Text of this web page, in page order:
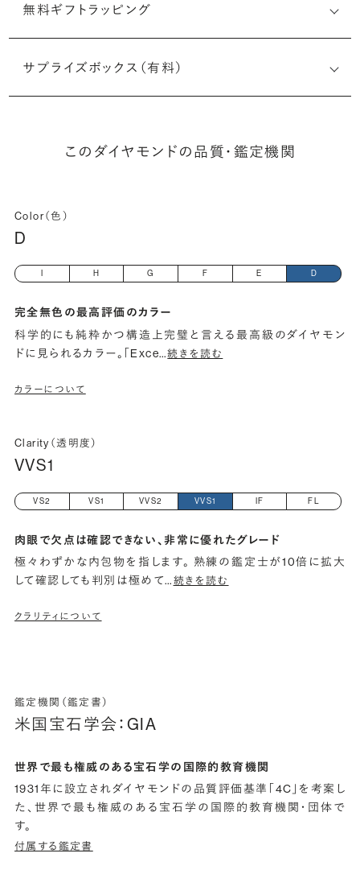
無料ギフトラッピング
サプライズボックス（有料）
このダイヤモンドの品質・鑑定機関
Color（色）
D
H G F E D
完全無色の最高評価のカラー
科学的にも純粋かつ構造上完璧と言える最高級のダイヤモン
ドに見られるカラー。「Exce…続きを読む
カラーについて
Clarity（透明度）
VVS1
VS2 VS1 VVS2 VVS1 IF FL
肉眼で欠点は確認できない、非常に優れたグレード
極々わずかな内包物を指します。 熟練の鑑定士が10倍に拡大
して確認しても判別は極めて…続きを読む
クラリティについて
鑑定機関（鑑定書）
米国宝石学会：GIA
世界で最も権威のある宝石学の国際的教育機関
1931年に設立されダイヤモンドの品質評価基準「4C」を考案し
た、世界で最も権威のある宝石学の国際的教育機関・団体で
す。
付属する鑑定書